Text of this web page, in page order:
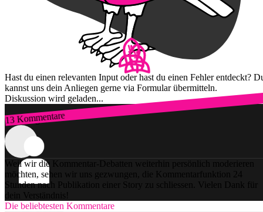
Hast du einen relevanten Input oder hast du einen Fehler entdeckt?
kannst uns dein Anliegen gerne via Formular übermitteln.
Diskussion wird geladen...
13 Kommentare
Zum Login
Weil wir die Kommentar-Debatten weiterhin persönlich moderieren
möchten, sehen wir uns gezwungen, die Kommentarfunktion 24
Stunden nach Publikation einer Story zu schliessen. Vielen Dank für
dein Verständnis!
Die beliebtesten Kommentare